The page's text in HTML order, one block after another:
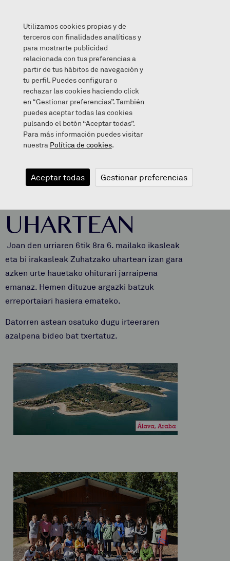
LH6 ZUHATZAKO UHARTEAN
2021/11/09
LH6
ZUHATZAKO
UHARTEAN
Joan den urriaren 6tik 8ra 6. mailako ikasleak
eta bi irakasleak Zuhatzako uhartean izan gara
azken urte hauetako ohiturari jarraipena
emanaz. Hemen dituzue argazki batzuk
erreportaiari hasiera emateko.
Datorren astean osatuko dugu irteeraren
azalpena bideo bat txertatuz.
Utilizamos cookies propias y de
terceros con finalidades analíticas y
para mostrarte publicidad
relacionada con tus preferencias a
partir de tus hábitos de navegación y
tu perfil. Puedes configurar o
rechazar las cookies haciendo click
en “Gestionar preferencias”. También
puedes aceptar todas las cookies
pulsando el botón “Aceptar todas”.
Para más información puedes visitar
nuestra Política de cookies.
Aceptar todas Gestionar preferencias